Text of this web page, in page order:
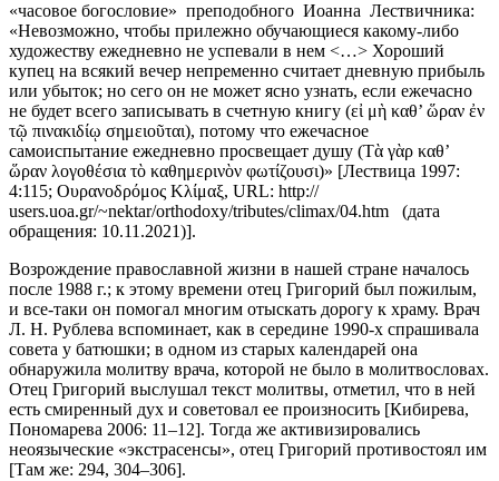
«часовое богословие» преподобного Иоанна Лествичника:
«Невозможно, чтобы прилежно обучающиеся какому-либо
художеству ежедневно не успевали в нем <…> Хороший
купец на всякий вечер непременно считает дневную прибыль
или убыток; но сего он не может ясно узнать, если ежечасно
не будет всего записывать в счетную книгу (εἰ μὴ καθ’ ὥραν ἐν
τῷ πινακιδίῳ σημειοῦται), потому что ежечасное
самоиспытание ежедневно просвещает душу (Τὰ γὰρ καθ’
ὥραν λογοθέσια τὸ καθημερινὸν φωτίζουσι)» [Лествица 1997:
4:115; Ουρανοδρόμος Κλίμαξ, URL: http://
users.uoa.gr/~nektar/orthodoxy/tributes/climax/04.htm (дата
обращения: 10.11.2021)].
Возрождение православной жизни в нашей стране началось
после 1988 г.; к этому времени отец Григорий был пожилым,
и все-таки он помогал многим отыскать дорогу к храму. Врач
Л. Н. Рублева вспоминает, как в середине 1990-х спрашивала
совета у батюшки; в одном из старых календарей она
обнаружила молитву врача, которой не было в молитвословах.
Отец Григорий выслушал текст молитвы, отметил, что в ней
есть смиренный дух и советовал ее произносить [Кибирева,
Пономарева 2006: 11–12]. Тогда же активизировались
неоязыческие «экстрасенсы», отец Григорий противостоял им
[Там же: 294, 304–306].